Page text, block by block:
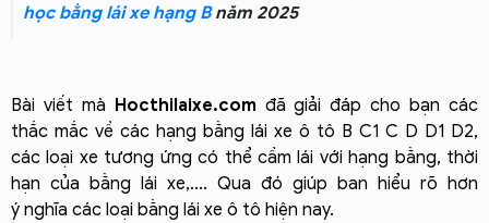
học bằng lái xe hạng Bnăm 2025
Bài viết mà Hocthilaixe.comđã giải đáp cho bạn các
thắc mắc về các hạng bằng lái xe ô tô B C1 C D D1 D2,
các loại xe tương ứng có thể cầm lái với hạng bằng, thời
hạn của bằng lái xe,.... Qua đó giúp ban hiểu rõ hơn
ý nghĩa các loại bằng lái xe ô tô hiện nay.